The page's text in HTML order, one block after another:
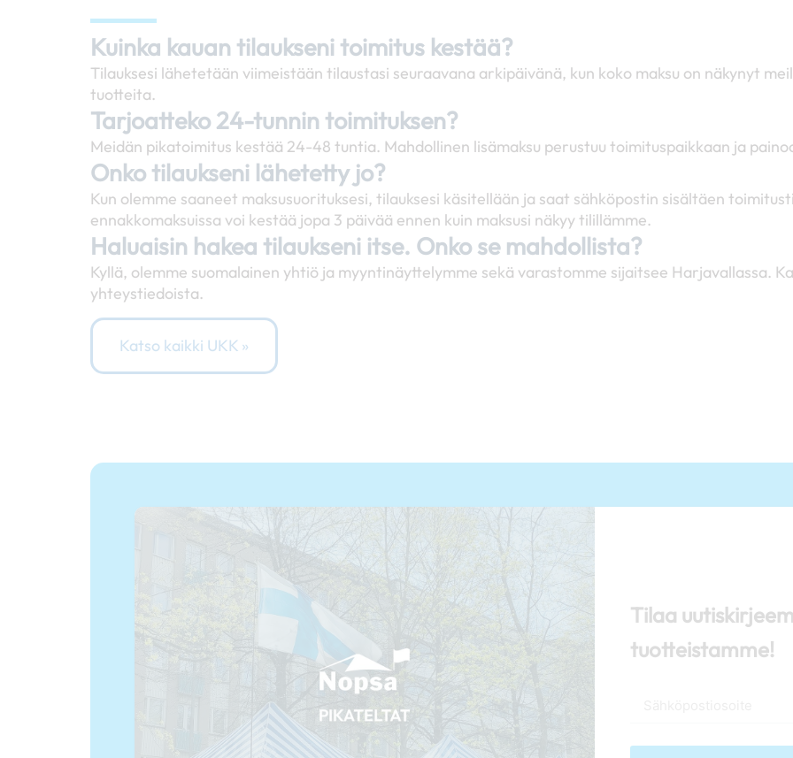
Kuinka kauan tilaukseni toimitus kestää?
Tilauksesi lähetetään viimeistään tilaustasi seuraavana arkipäivänä, kun koko maksu on näkynyt
tuotteita.
Tarjoatteko 24-tunnin toimituksen?
Meidän pikatoimitus kestää 24-48 tuntia. Mahdollinen lisämaksu perustuu toimituspaikkaan ja
Onko tilaukseni lähetetty jo?
Kun olemme saaneet maksusuorituksesi, tilauksesi käsitellään ja saat sähköpostin sisältäen
ennakkomaksuissa voi kestää jopa 3 päivää ennen kuin maksusi näkyy tilillämme.
Haluaisin hakea tilaukseni itse. Onko se mahdollista?
Kyllä, olemme suomalainen yhtiö ja myyntinäyttelymme sekä varastomme sijaitsee Harjavallassa.
yhteystiedoista.
Katso kaikki UKK »
Tilaa
tuotteistamme!